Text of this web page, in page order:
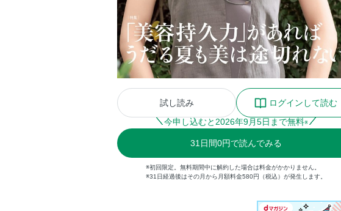
試し読み
ログインして読む
今申し込むと 2026年9月5日まで無料※
31 日間0円で読んでみる
※初回限定。無料期間中に解約した場合は料金がかかりません。
※31日経過後はその月から月額料金580円（税込）が発生します。